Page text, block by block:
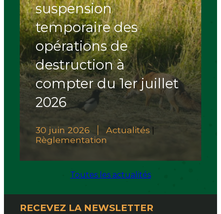
suspension
temporaire des
opérations de
destruction à
compter du 1er juillet
2026
30 juin 2026 Actualités
Règlementation
Toutes les actualités
RECEVEZ LA NEWSLETTER